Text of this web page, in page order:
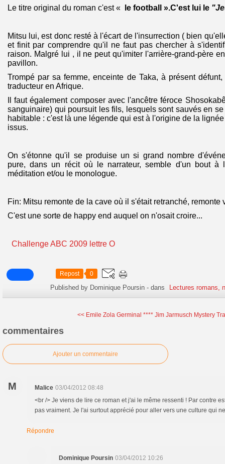
Le titre original du roman c'est «
le football ».C'est lui le
Mitsu lui, est donc resté à l'écart de l'insurrection ( bien
et finit par comprendre qu'il ne faut pas chercher à
raison. Malgré lui , il ne peut qu'imiter l'arrière-grand-père
pavillon.
Trompé par sa femme, enceinte de Taka, à présent
traducteur en Afrique.
Il faut également composer avec l'ancêtre féroce
sanguinaire) qui poursuit les fils, lesquels sont sauvés en
habitable : c'est là une légende qui est à l'origine de la
issus.
On s'étonne qu'il se produise un si grand nombre
pure, dans un récit où le narrateur, semble d'un bout à
méditation et/ou le monologue.
Fin: Mitsu remonte de la cave où il s'était retranché, remonte
C'est une sorte de happy end auquel on n'osait croire...
Challenge ABC 2009 lettre O
Repost 0
Published by Dominique Poursin -dans Lectures romans,
<< Emile Zola Germinal **** Jim Jarmusch Mystery
commentaires
Ajouter un commentaire
M Malice 03/04/2012 08:48
<br /> Je viens de lire ce roman et j'ai le même ressenti ! Par contre
pas vraiment. Je l'ai surtout apprécié pour aller vers une culture qui
Répondre
Dominique Poursin 03/04/2012 10:26